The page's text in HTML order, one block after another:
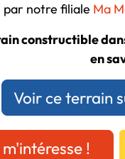
par notre filiale Ma
constructible
en
Voir ce terrain
!